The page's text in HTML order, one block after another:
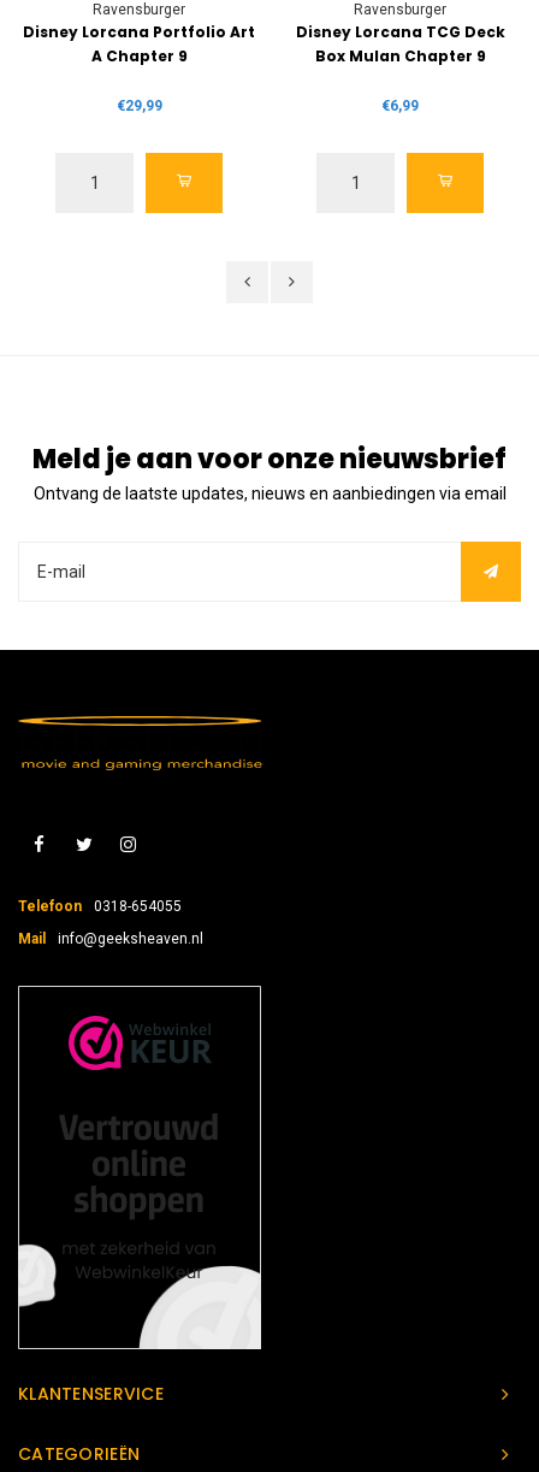
Ravensburger
Disney Lorcana Portfolio Art
A Chapter 9
€29,99
Ravensburger
Disney Lorcana TCG Deck
Box Mulan Chapter 9
€6,99
Meld je aan voor onze nieuwsbrief
Ontvang de laatste updates, nieuws en aanbiedingen via email
Telefoon
0318-654055
Mail
info@geeksheaven.nl
KLANTENSERVICE
CATEGORIEËN